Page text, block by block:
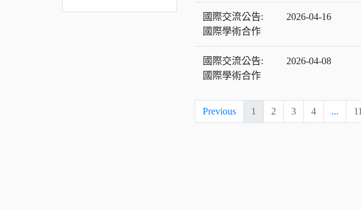
國際交流公告:
國際學術合作
2026-04-16
國際交流公告:
國際學術合作
2026-04-08
Previous 1 2 3 4 ... 11